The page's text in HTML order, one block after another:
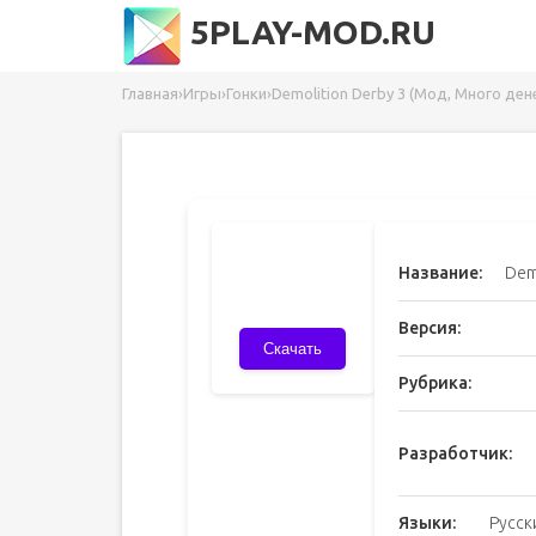
5PLAY-MOD.RU
Главная›Игры›Гонки›Demolition Derby 3 (Мод, Много
Скачать
Название:
Версия:
Рубрика:
Разработчик:
Языки: